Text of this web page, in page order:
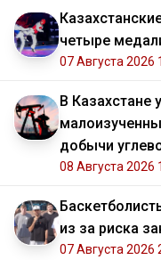
четыре
07 Августа 2026
В Казахстане
добычи
08 Августа 2026
из за риска
07 Августа 2026